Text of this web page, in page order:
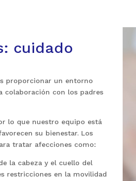
cuidado
proporcionar un entorno
colaboración con los padres
lo que nuestro equipo está
su bienestar. Los
tratar afecciones como:
la cabeza y el cuello del
restricciones en la movilidad